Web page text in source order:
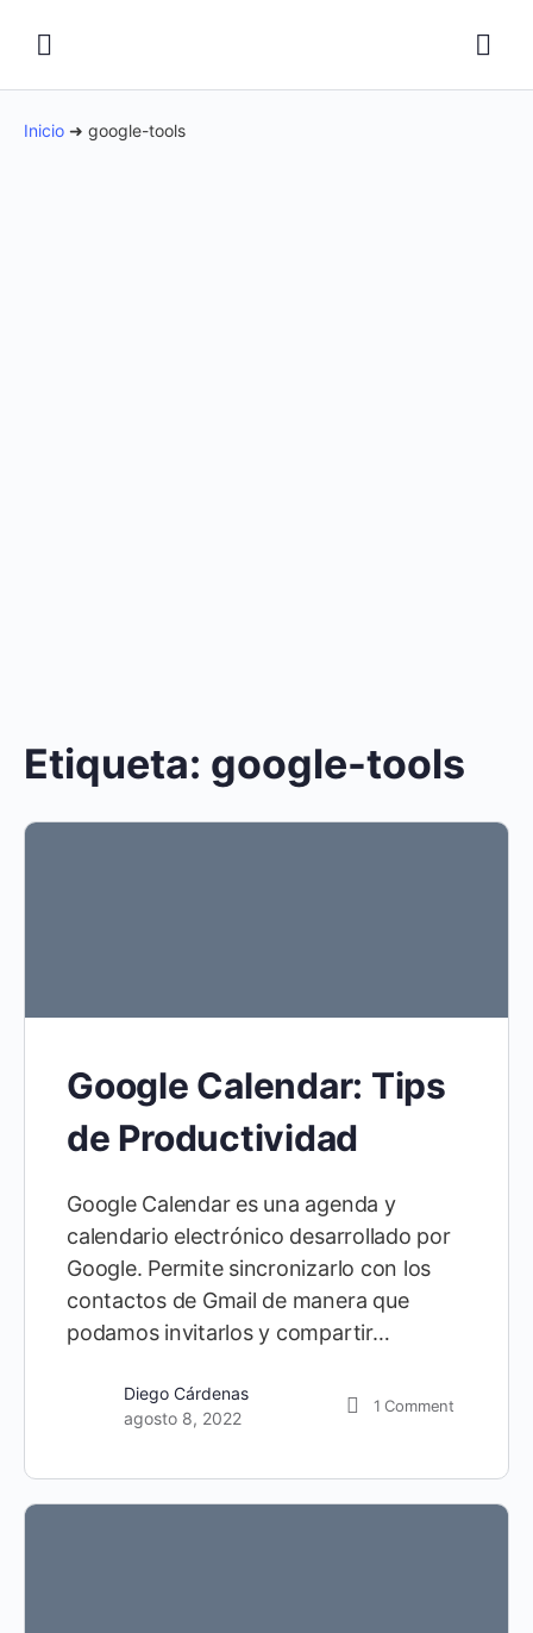
Inicio ➜ google-tools
Etiqueta: google-tools
Google Calendar: Tips
de Productividad
Google Calendar es una agenda y
calendario electrónico desarrollado por
Google. Permite sincronizarlo con los
contactos de Gmail de manera que
podamos invitarlos y compartir…
Diego Cárdenas
agosto 8, 2022
1Comment